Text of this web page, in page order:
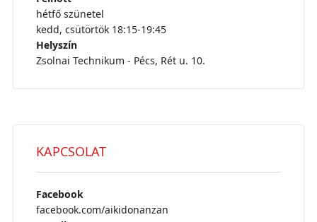
hétfő szünetel
kedd, csütörtök 18:15-19:45
Helyszín
Zsolnai Technikum - Pécs, Rét u. 10.
KAPCSOLAT
Facebook
facebook.com/aikidonanzan